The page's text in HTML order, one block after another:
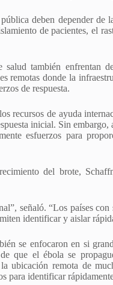
deben depender
de pacientes, el
también enfrentan
remotas donde la
de respuesta.
recursos de ayuda
inicial. Sin
esfuerzos para
del brote,
señaló. “Los países
identificar y aislar
se enfocaron en si
que el ébola se
ubicación remota de
para identificar